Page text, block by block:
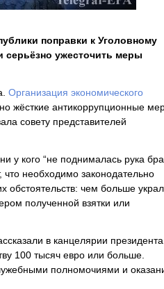
поправки к Уголовному
серьёзно ужесточить меры
Организация экономического
жёсткие антикоррупционные
совету представителей
у кого “не поднималась рука
что необходимо законодательно
обстоятельств: чем больше украл,
полученной взятки или
в канцелярии
100 тысяч евро или больше.
полномочиями и